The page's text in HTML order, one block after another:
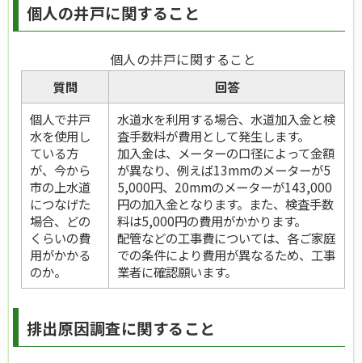
個人の井戸に関すること
個人の井戸に関すること
質問
回答
個人で井戸
水を使用し
ている方
が、今から
市の上水道
につなげた
場合、どの
くらいの費
用がかかる
のか。
水道水を利用する場合、水道加入金と検
査手数料が費用として発生します。
加入金は、メーターの口径によって金額
が異なり、例えば13mmのメーターが5
5,000円、20mmのメーターが143,000
円の加入金となります。また、検査手数
料は5,000円の費用がかかります。
配管などの工事費については、各ご家庭
での条件により費用が異なるため、工事
業者に確認願います。
排出原因調査に関すること